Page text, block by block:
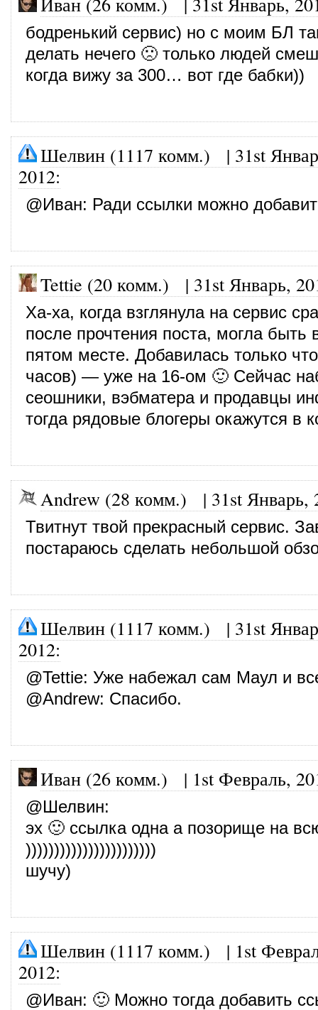
бодренький сервис) но с моим БЛ
делать нечего 🙁 только людей
когда вижу за 300… вот где бабки))
Шелвин (1117 комм.) | 31st
2012:
@Иван: Ради ссылки можно
Tettie (20 комм.) | 31st Январь,
Ха-ха, когда взглянула на сервис
после прочтения поста, могла быть
пятом месте. Добавилась только
часов) — уже на 16-ом 🙂 Сейчас
сеошники, вэбматера и продавцы
тогда рядовые блогеры окажутся в
Andrew (28 комм.) | 31st Январь,
Твитнут твой прекрасный сервис.
постараюсь сделать небольшой
Шелвин (1117 комм.) | 31st
2012:
@Tettie: Уже набежал сам Маул и
@Andrew: Спасибо.
Иван (26 комм.) | 1st Февраль,
@Шелвин:
эх 🙂 ссылка одна а позорище на
)))))))))))))))))))))))
шучу)
Шелвин (1117 комм.) | 1st
2012:
@Иван: 🙂 Можно тогда добавить